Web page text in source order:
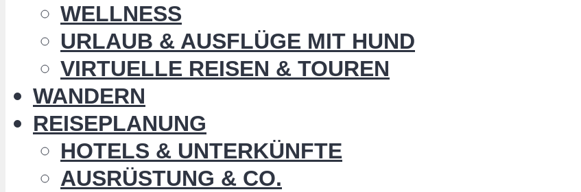
WELLNESS
URLAUB & AUSFLÜGE MIT HUND
VIRTUELLE REISEN & TOUREN
WANDERN
REISEPLANUNG
HOTELS & UNTERKÜNFTE
AUSRÜSTUNG & CO.